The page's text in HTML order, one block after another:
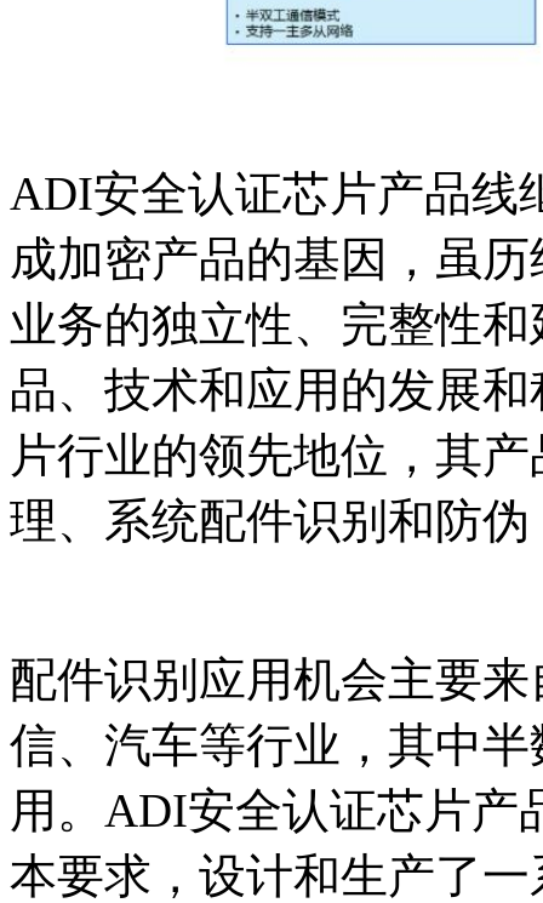
ADI安全认证芯片产品线
成加密产品的基因，虽
业务的独立性、完整性
品、技术和应用的发展
片行业的领先地位，其
理、系统配件识别和防
配件识别应用机会主要
信、汽车等行业，其中
用。ADI安全认证芯片产
本要求，设计和生产了